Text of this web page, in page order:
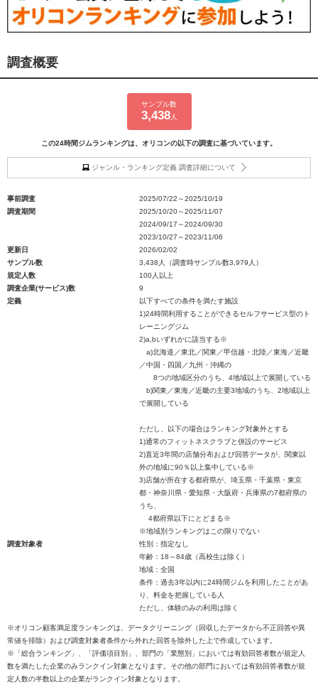
調査概要
サンプル数
3,438人
この24時間ジムランキングは、オリコンの以下の調査に基づいています。
ジャンル・ランキング定義 調査詳細について
事前調査
2025/07/22～2025/10/19
調査期間
2025/10/20～2025/11/07
2024/09/17～2024/09/30
2023/10/27～2023/11/06
更新日
2026/02/02
サンプル数
3,438人（調査時サンプル数3,979人）
規定人数
100人以上
調査企業(サービス)数
9
定義
以下すべての条件を満たす施設
1)24時間利用することができるセルフサービス型のト
レーニングジム
2)a,bいずれかに該当する※
a)北海道／東北／関東／甲信越・北陸／東海／近畿
／中国・四国／九州・沖縄の
8つの地域区分のうち、4地域以上で展開している
b)関東／東海／近畿の主要3地域のうち、2地域以上
で展開している
ただし、以下の場合はランキング対象外とする
1)通常のフィットネスクラブと併設のサービス
2)直近3年間の店舗分布および回答データが、関東以
外の地域に90％以上集中している※
3)店舗が所在する都府県が、埼玉県・千葉県・東京
都・神奈川県・愛知県・大阪府・兵庫県の7都府県の
うち、
4都府県以下にとどまる※
※地域別ランキングはこの限りでない
調査対象者
性別：指定なし
年齢：18～84歳（高校生は除く）
地域：全国
条件：過去3年以内に24時間ジムを利用したことがあ
り、料金を把握している人
ただし、体験のみの利用は除く
※オリコン顧客満足度ランキングは、データクリーニング（回収したデータから不正回答や異
常値を排除）および調査対象者条件から外れた回答を除外した上で作成しています。
※「総合ランキング」、「評価項目別」、部門の「業態別」においては有効回答者数が規定人
数を満たした企業のみランクイン対象となります。その他の部門においては有効回答者数が規
定人数の半数以上の企業がランクイン対象となります。